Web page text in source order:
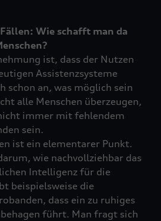
Wie schafft man da
ist, dass der Nutzen
Assistenzsysteme
schon an, was möglich sein
alle Menschen überzeugen,
immer mit fehlendem
ist ein elementarer Punkt.
wie nachvollziehbar das
Intelligenz für die
beispielsweise die
dass ein zu ruhiges
führt. Man fragt sich